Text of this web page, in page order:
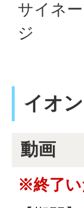
サイネ
ジ
イオ
動画
※終了い